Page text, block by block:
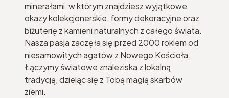
minerałami, w którym znajdziesz wyjątkowe
okazy kolekcjonerskie, formy dekoracyjne oraz
biżuterię z kamieni naturalnych z całego świata.
Nasza pasja zaczęła się przed 2000 rokiem od
niesamowitych agatów z Nowego Kościoła.
Łączymy światowe znaleziska z lokalną
tradycją, dzieląc się z Tobą magią skarbów
ziemi.